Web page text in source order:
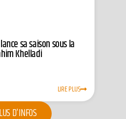
lance sa saison sous la
Khelladi
LIRE PLUS
D'INFOS